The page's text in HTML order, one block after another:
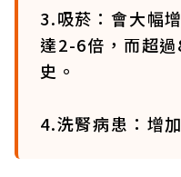
3.吸菸：會大幅
達2-6倍，而超
史。
4.洗腎病患：增